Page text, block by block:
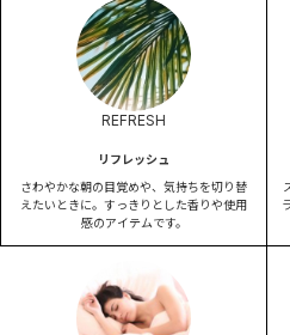
REFRESH
リフレッシュ
さわやかな朝の目覚めや、気持ちを切り替
えたいときに。すっきりとした香りや使用
感のアイテムです。